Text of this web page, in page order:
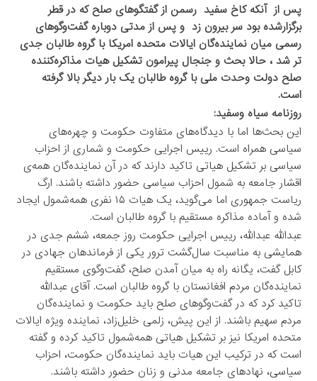
پس از آنکه کاخ سفید رسمن از گفتگوهای صلح که در قطر
برگزارشده بود سر بیرون زد و پس از مدتی دوباره گفت‌وگوهای
رسمی‌ میان نماینده‌گان ایالات متحده امریکا با گروه طالبان جدی
تر شد ، حالا بحث و جنجال پیرامون تشکیل هیات مذاکره‌کننده
صلح دولت وحدت ملی با گروه طالبان یک بار دیگر بالا گرفته
است.
روزنامه سیاه وسفید:
این بحث‌ها اما با دیدگاه‌های متفاوت حکومت و چهره‌های
سیاسی همراه است. رییس اجرایی حکومت و شماری از احزاب
سیاسی بر تشکیل هیاتی تاکید دارند که در آن نماینده‌گان همه‌ی
اقشار جامعه به شمول احزاب سیاسی حضور داشته باشند. ارگ
ریاست جمهوری اما می‌گوید، یک هیات ۱۵ نفری همه‌شمول ایجاد
شده و آماده مذاکره مستقیم با گروه طالبان است.
عبدالله عبدالله، رییس اجرایی حکومت روز جمعه، ششم جدی در
همایشی به مناسبت سال‌گشت ترور یکی از فرماندهان جهادی در
کابل گفت، یگانه راه به میان آمدن صلح، گفت‌وگوی مستقیم
نماینده‌گان مردم افغانستان با گروه طالبان است. آقای عبدالله
تاکید کرد که در گفت‌وگوهای صلح باید حکومت و نماینده‌گان
مردم سهیم باشند. از این پیش، زلمی خلیل‌زاد، نماینده ویژه ایالات
متحده امریکا نیز بر تشکیل هیاتی همه‌شمول تاکید کرده و گفته
است که در ترکیب این هیات باید نماینده‌گان حکومت، احزاب
سیاسی، نهادهای جامعه مدنی و زنان حضور داشته باشند.